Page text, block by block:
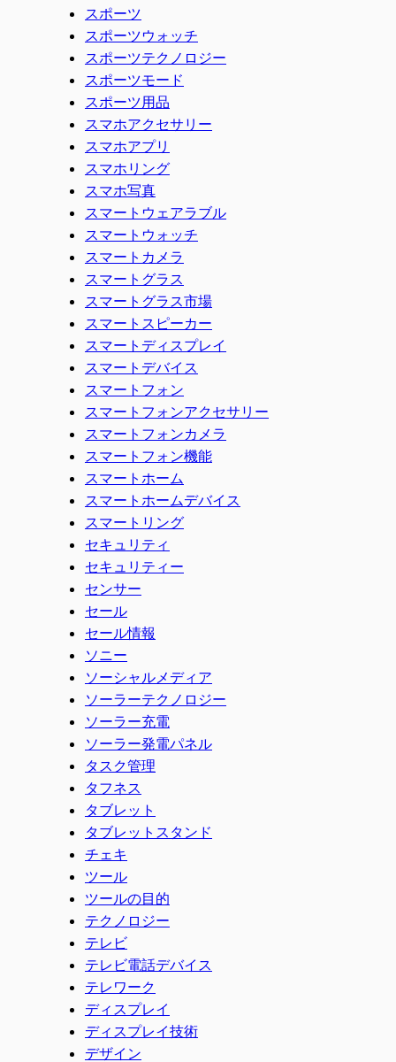
スポーツ
スポーツウォッチ
スポーツテクノロジー
スポーツモード
スポーツ用品
スマホアクセサリー
スマホアプリ
スマホリング
スマホ写真
スマートウェアラブル
スマートウォッチ
スマートカメラ
スマートグラス
スマートグラス市場
スマートスピーカー
スマートディスプレイ
スマートデバイス
スマートフォン
スマートフォンアクセサリー
スマートフォンカメラ
スマートフォン機能
スマートホーム
スマートホームデバイス
スマートリング
セキュリティ
セキュリティー
センサー
セール
セール情報
ソニー
ソーシャルメディア
ソーラーテクノロジー
ソーラー充電
ソーラー発電パネル
タスク管理
タフネス
タブレット
タブレットスタンド
チェキ
ツール
ツールの目的
テクノロジー
テレビ
テレビ電話デバイス
テレワーク
ディスプレイ
ディスプレイ技術
デザイン